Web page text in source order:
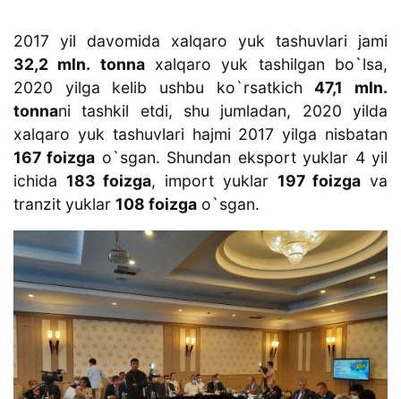
2017 yil davomida xalqaro yuk tashuvlari jami
32,2 mln. tonnaxalqaro yuk tashilgan bo`lsa,
2020 yilga kelib ushbu ko`rsatkich47,1 mln.
tonnani tashkil etdi, shu jumladan, 2020 yilda
xalqaro yuk tashuvlari hajmi 2017 yilga nisbatan
167 foizga o`sgan. Shundan eksport yuklar 4 yil
ichida 183 foizga, import yuklar 197 foizga va
tranzit yuklar 108 foizga o`sgan.